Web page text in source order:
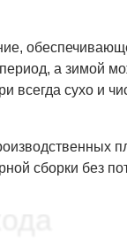
а зимой
сухо и
сборки без